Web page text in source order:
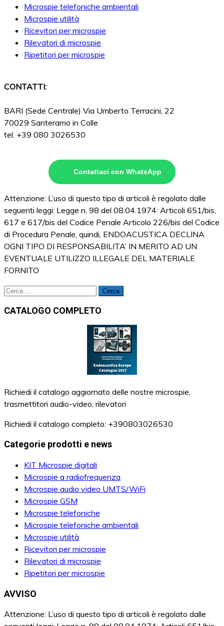
Microspie telefoniche ambientali
Microspie utilità
Ricevitori per microspie
Rilevatori di microspie
Ripetitori per microspie
CONTATTI:
BARI (Sede Centrale) Via Umberto Terracini, 22
70029 Santeramo in Colle
tel. +39 080 3026530
Contattaci con WhatsApp
Attenzione: L’uso di questo tipo di articoli è regolato dalle
seguenti leggi: Legge n. 98 del 08.04.1974: Articoli 651/bis,
617 e 617/bis del Codice Penale Articolo 226/bis del Codice
di Procedura Penale, quindi, ENDOACUSTICA DECLINA
OGNI TIPO DI RESPONSABILITA’ IN MERITO AD UN
EVENTUALE UTILIZZO ILLEGALE DEL MATERIALE
FORNITO
Ricerca
CATALOGO COMPLETO
Richiedi il catalogo aggiornato delle nostre microspie,
trasmettitori audio-video, rilevatori
Richiedi il catalogo completo: +390803026530
Categorie prodotti e news
KIT Microspie digitali
Microspie a radiofrequenza
Microspie audio video UMTS/WiFi
Microspie GSM
Microspie telefoniche
Microspie telefoniche ambientali
Microspie utilità
Ricevitori per microspie
Rilevatori di microspie
Ripetitori per microspie
AVVISO
Attenzione: L’uso di questo tipo di articoli è regolato dalle